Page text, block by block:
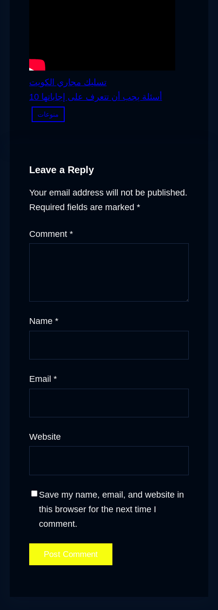
تسليك مجاري الكويت
10 أسئلة يجب أن تتعرف على إجاباتها
منوعات
Leave a Reply
Your email address will not be published.
Required fields are marked *
Comment *
Name *
Email *
Website
Save my name, email, and website in
this browser for the next time I
comment.